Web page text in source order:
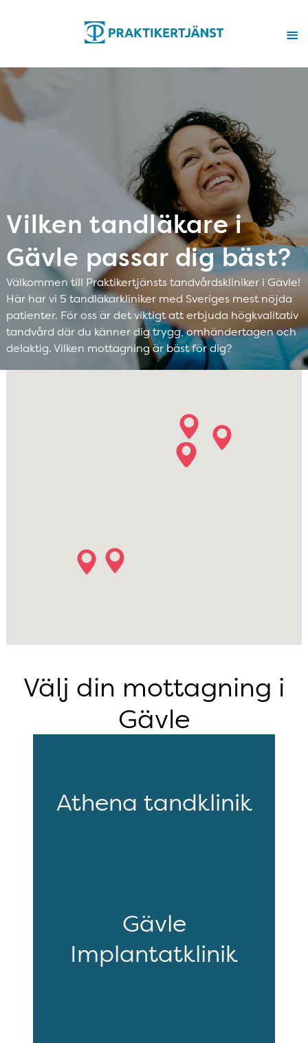
Vilken tandläkare i
Gävle passar dig bäst?
Välkommen till Praktikertjänsts tandvårdskliniker i Gävle!
Här har vi 5 tandläkarkliniker med Sveriges mest nöjda
patienter. För oss är det viktigt att erbjuda högkvalitativ
tandvård där du känner dig trygg, omhändertagen och
delaktig. Vilken mottagning är bäst för dig?
Välj din mottagning i
Gävle
Athena tandklinik
Gävle
Implantatklinik